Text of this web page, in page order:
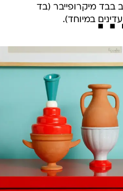
בבד מיקרופייבר (בד
במיוחד).